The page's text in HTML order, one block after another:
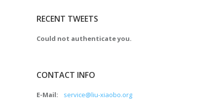
RECENT TWEETS
Could not authenticate you.
CONTACT INFO
E-Mail: service@liu-xiaobo.org